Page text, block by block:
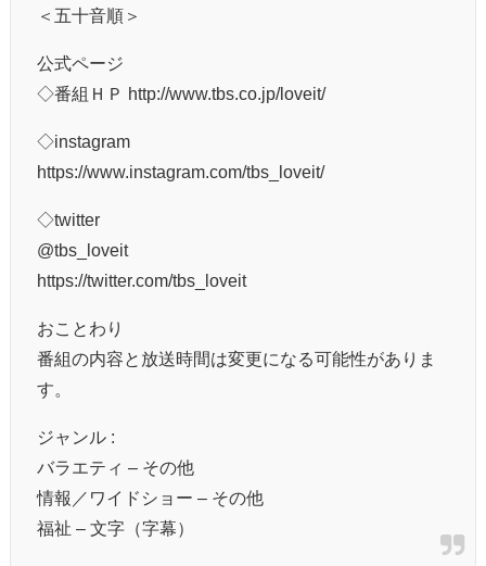
＜五十音順＞
公式ページ
◇番組ＨＰ http://www.tbs.co.jp/loveit/
◇instagram
https://www.instagram.com/tbs_loveit/
◇twitter
@tbs_loveit
https://twitter.com/tbs_loveit
おことわり
番組の内容と放送時間は変更になる可能性がありま
す。
ジャンル :
バラエティ – その他
情報／ワイドショー – その他
福祉 – 文字（字幕）